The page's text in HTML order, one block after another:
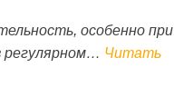
особенно при
регулярном… Читать